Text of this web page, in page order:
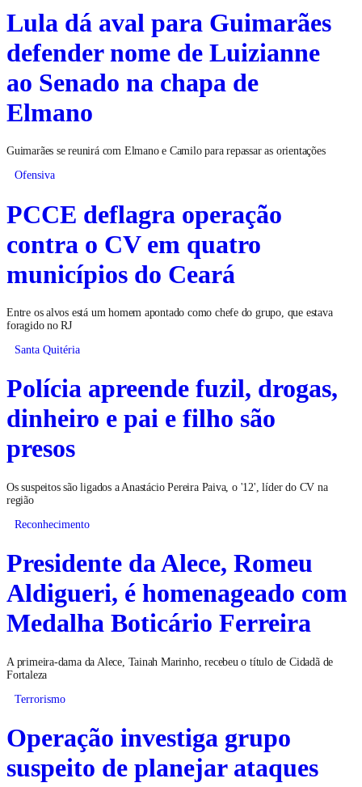
Lula dá aval para Guimarães
defender nome de Luizianne
ao Senado na chapa de
Elmano
Guimarães se reunirá com Elmano e Camilo para repassar as orientações
Ofensiva
PCCE deflagra operação
contra o CV em quatro
municípios do Ceará
Entre os alvos está um homem apontado como chefe do grupo, que estava
foragido no RJ
Santa Quitéria
Polícia apreende fuzil, drogas,
dinheiro e pai e filho são
presos
Os suspeitos são ligados a Anastácio Pereira Paiva, o '12', líder do CV na
região
Reconhecimento
Presidente da Alece, Romeu
Aldigueri, é homenageado com
Medalha Boticário Ferreira
A primeira-dama da Alece, Tainah Marinho, recebeu o título de Cidadã de
Fortaleza
Terrorismo
Operação investiga grupo
suspeito de planejar ataques